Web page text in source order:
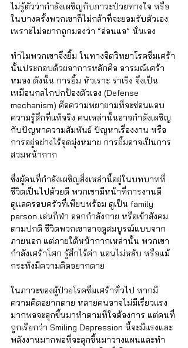
ไม่รู้ตัวว่ากำลังเผชิญกับภาวะป่วยทางใจ หรือ
ในบางครั้งพวกเขาก็ไม่กล้าที่จะยอมรับตัวเอง
เพราะไม่อยากถูกมองว่า “อ่อนแอ” นั่นเอง
ทำไมพวกเขาจึงยิ้ม ในทางจิตวิทยาโรคซึมเศร้า
นั้นประกอบด้วยอาการหลักคือ อารมณ์เศร้า
หมอง ดังนั้น การยิ้ม หัวเราะ ร่าเริง จึงเป็น
เหมือนกลไกปกป้องตัวเอง (Defense
mechanism) คือความพยายามที่จะซ่อนแอบ
ความรู้สึกที่แท้จริง คนเหล่านั้นอาจกำลังเผชิญ
กับปัญหาความสัมพันธ์ ปัญหาเรื่องงาน หรือ
การอยู่อย่างไร้จุดมุ่งหมาย การยิ้มอาจเป็นการ
สวมหน้ากาก
ซึ่งผู้คนที่กำลังเผชิญสิ่งเหล่านี้อยู่ในบทบาทที่
ชีวิตเป็นไปด้วยดี พวกเขามีหน้าที่การงานดี
ดูแลครอบครัวที่เพียบพร้อม ดูเป็น family
person เล่นกีฬา ออกกำลังกาย หรือเข้าสังคม
ตามปกติ ชีวิตพวกเขาอาจดูสมบูรณ์แบบจาก
ภายนอก แต่ภายใต้หน้ากากเหล่านั้น พวกเขา
กำลังเศร้าโศก รู้สึกไร้ค่า นอนไม่หลับ หรือแม้
กระทั่งมีความคิดอยากตาย
ในภาวะของผู้ป่วยโรคซึมเศร้าทั่วไป หากมี
ความคิดอยากตาย หลายคนอาจไม่มีเรี่ยวแรง
มากพอจะลุกขึ้นมาทำตามที่ใจต้องการ แต่คนที่
ถูกเรียกว่า Smiling Depression นี้จะมีแรงและ
พลังงานมากพอที่จะลุกขึ้นมาวางแผนและทำ